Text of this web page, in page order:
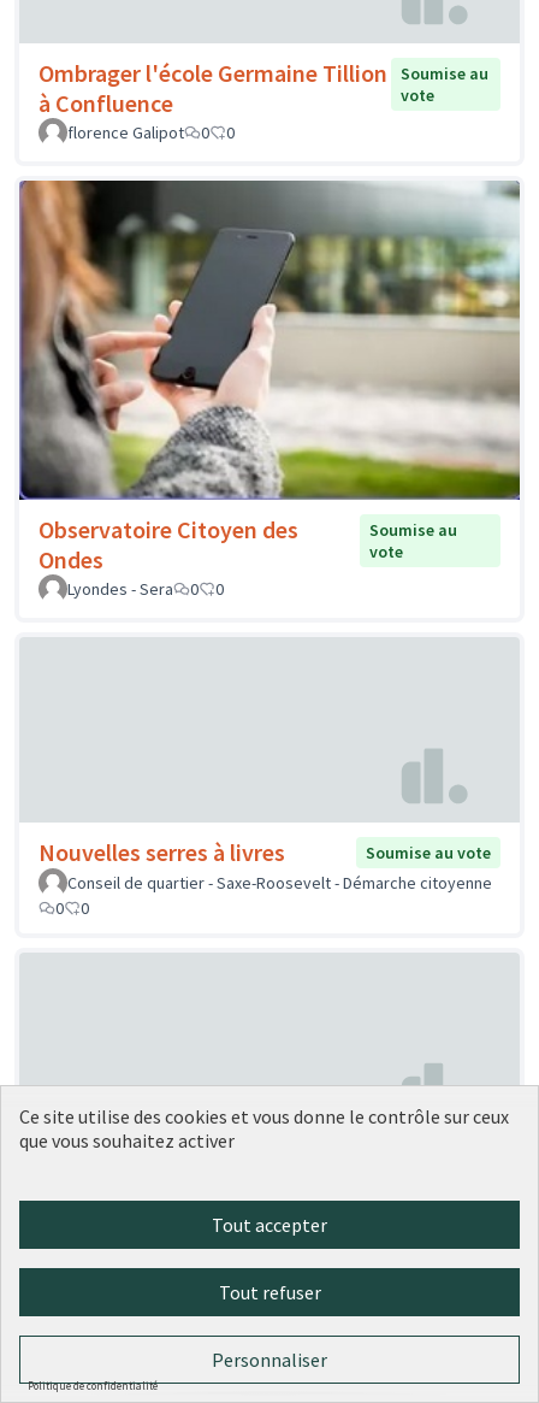
Ombrager l'école Germaine Tillion
à Confluence
Soumise au
vote
florence Galipot
0 0
Observatoire Citoyen des
Ondes
Soumise au
vote
Lyondes - Sera
0 0
Nouvelles serres à livres
Soumise au vote
Conseil de quartier - Saxe-Roosevelt - Démarche citoyenne
0
0
Esses et de la Butte
0
Ce site utilise des cookies et vous donne le contrôle sur ceux
que vous souhaitez activer
Tout accepter
Tout refuser
Personnaliser
Politique de confidentialité